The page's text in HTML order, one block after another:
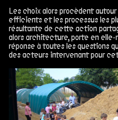
Les choix alors procèdent
efficients et les processus les
résultante de cette action
alors architecture, porte en
réponse à toutes les questions
des acteurs intervenant pour